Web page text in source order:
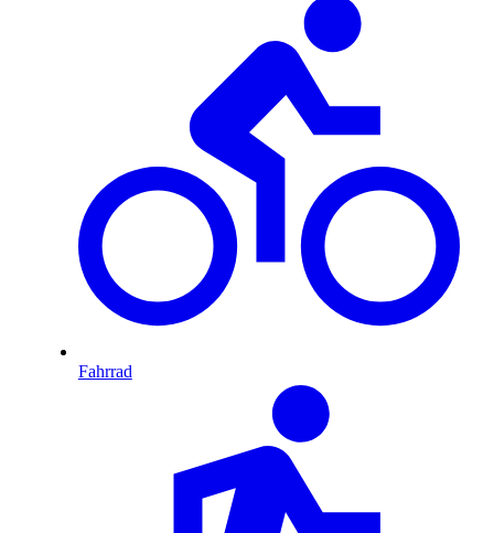
Fahrrad